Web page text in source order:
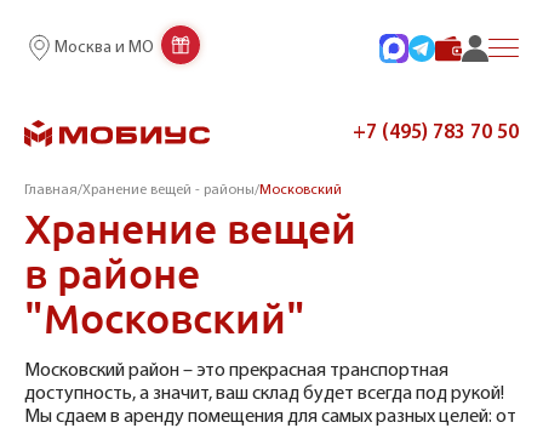
Москва и МО
+7 (495) 783 70 50
Главная/Хранение вещей - районы/Московский
Хранение вещей
в районе
"Московский"
Московский район – это прекрасная транспортная
доступность, а значит, ваш склад будет всегда под рукой!
Мы сдаем в аренду помещения для самых разных целей: от